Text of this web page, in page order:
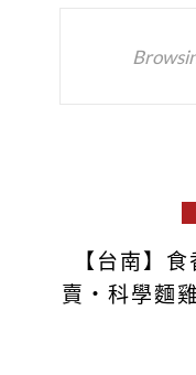
【台南】
賣‧科學麵